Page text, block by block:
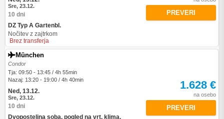
Sre, 23.12.
10 dni
DZ Typ A Gartenbl.
Nočitev z zajtrkom
Brez transferja
PREVERI
München
Condor
Tja: 09:50 - 13:45 / 4h 55min
Nazaj: 13:20 - 19:00 / 4h 40min
Ned, 13.12.
Sre, 23.12.
10 dni
Dvoposteljna soba, pogled na vrt, klima,
1.628 €
na osebo
PREVERI